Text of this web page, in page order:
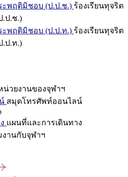
ะพฤติมิชอบ (ป.ป.ช.) ร้องเรียนทุจริต
.ป.ช.)
ะพฤติมิชอบ (ป.ป.ท.) ร้องเรียนทุจริต
.ป.ท.)
น่วยงานของจุฬาฯ
สมุดโทรศัพท์ออนไลน์
แผนที่และการเดินทาง
งานกับจุฬาฯ